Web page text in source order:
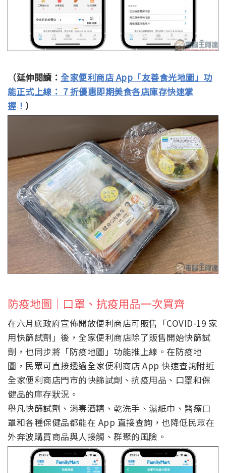
（延伸閱讀： 全家便利商店 App「友善食光地圖」功
能正式上線： 7 折優惠即期美食各店庫存快速掌
握！ ）
防疫地圖｜口罩、抗疫用品一次買齊
在六月底政府宣佈開放便利商店可販售「COVID-19 家
用快篩試劑」後，全家便利商店除了販售開始快篩試
劑，也同步將「防疫地圖」功能推上線。在防疫地
圖，民眾可直接透過全家便利商店 App 快速查詢附近
全家便利商店門市的快篩試劑、抗疫用品、口罩和保
健品的庫存狀況。
舉凡快篩試劑、消毒酒精、乾洗手、濕紙巾、醫療口
罩和各種保健品都能在 App 直接查詢，也降低民眾在
外奔波購買商品與人接觸、群聚的風險。